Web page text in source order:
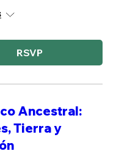
RSVP
Ancestral:
Tierra y